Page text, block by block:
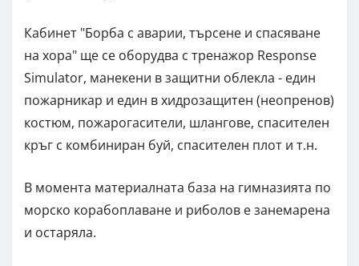
Кабинет "Борба с аварии, търсене и спасяване
на хора" ще се оборудва с тренажор Response
Simulator, манекени в защитни облекла - един
пожарникар и един в хидрозащитен (неопренов)
костюм, пожарогасители, шлангове, спасителен
кръг с комбиниран буй, спасителен плот и т.н.
В момента материалната база на гимназията по
морско корабоплаване и риболов е занемарена
и остаряла.